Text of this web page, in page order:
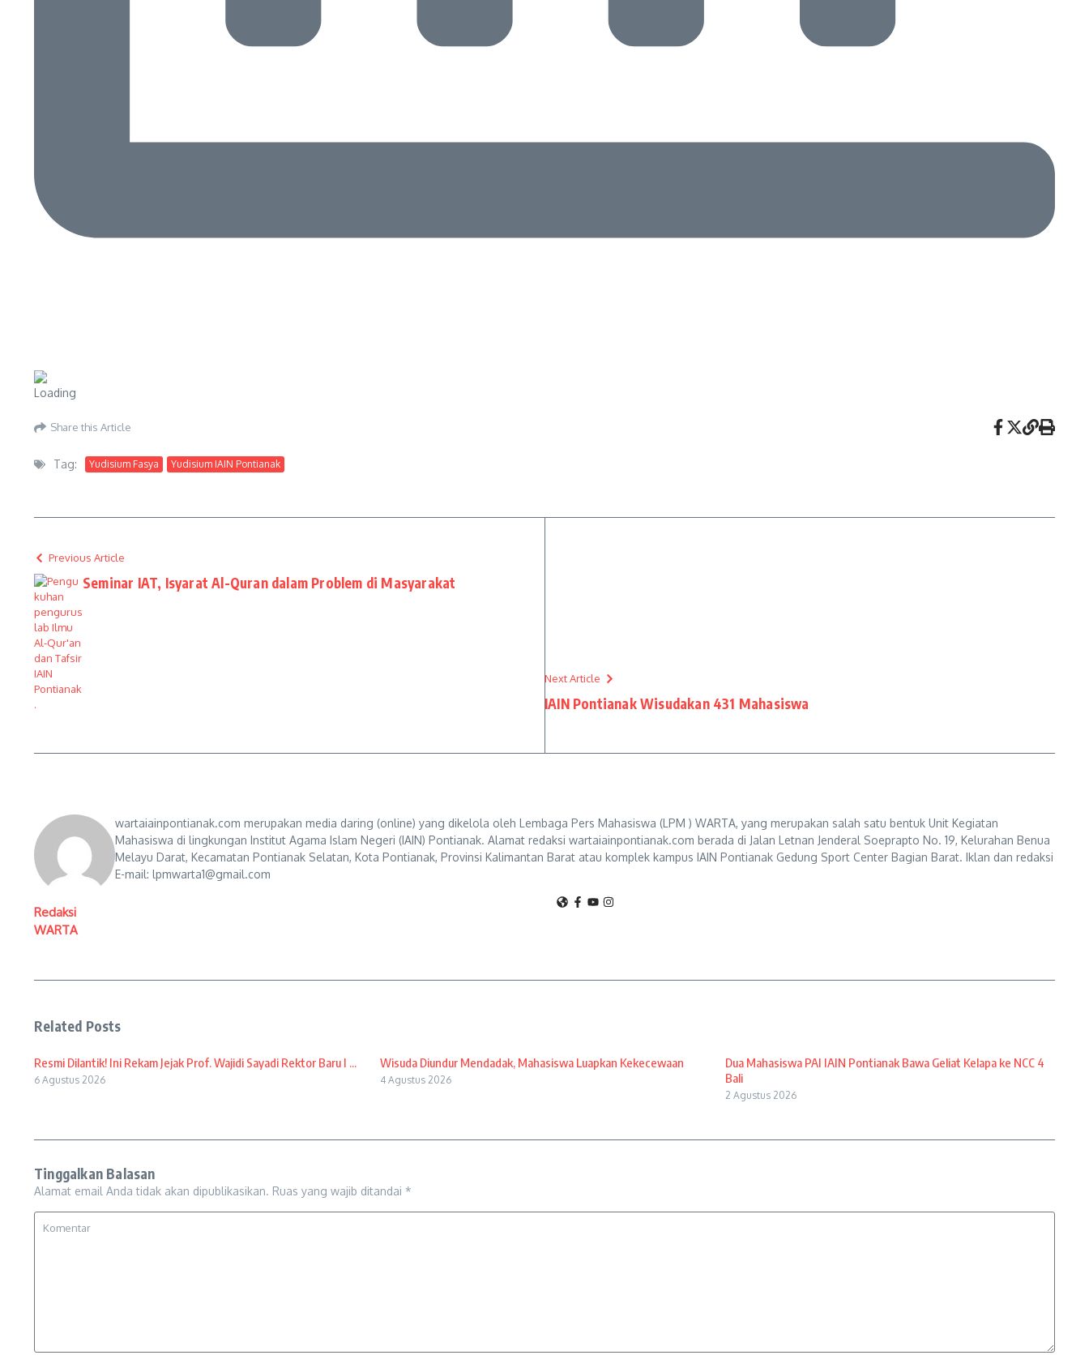
Share this Article
Tag: Yudisium Fasya Yudisium IAIN Pontianak
Previous Article
Seminar IAT, Isyarat Al-Quran dalam Problem di Masyarakat
Next Article
IAIN Pontianak Wisudakan 431 Mahasiswa
Redaksi
WARTA
wartaiainpontianak.com merupakan media daring (online) yang dikelola oleh Lembaga Pers Mahasiswa (LPM ) WARTA, yang merupakan salah satu bentuk Unit Kegiatan
Mahasiswa di lingkungan Institut Agama Islam Negeri (IAIN) Pontianak. Alamat redaksi wartaiainpontianak.com berada di Jalan Letnan Jenderal Soeprapto No. 19, Kelurahan Benua
Melayu Darat, Kecamatan Pontianak Selatan, Kota Pontianak, Provinsi Kalimantan Barat atau komplek kampus IAIN Pontianak Gedung Sport Center Bagian Barat. Iklan dan redaksi
E-mail: lpmwarta1@gmail.com
Related Posts
Resmi Dilantik! Ini Rekam Jejak Prof. Wajidi Sayadi Rektor Baru I ...
6 Agustus 2026
Wisuda Diundur Mendadak, Mahasiswa Luapkan Kekecewaan
4 Agustus 2026
Dua Mahasiswa PAI IAIN Pontianak Bawa Geliat Kelapa ke NCC 4
Bali
2 Agustus 2026
Tinggalkan Balasan
Alamat email Anda tidak akan dipublikasikan. Ruas yang wajib ditandai *